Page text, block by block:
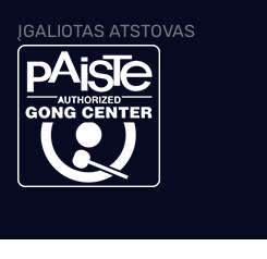
ĮGALIOTAS ATSTOVAS